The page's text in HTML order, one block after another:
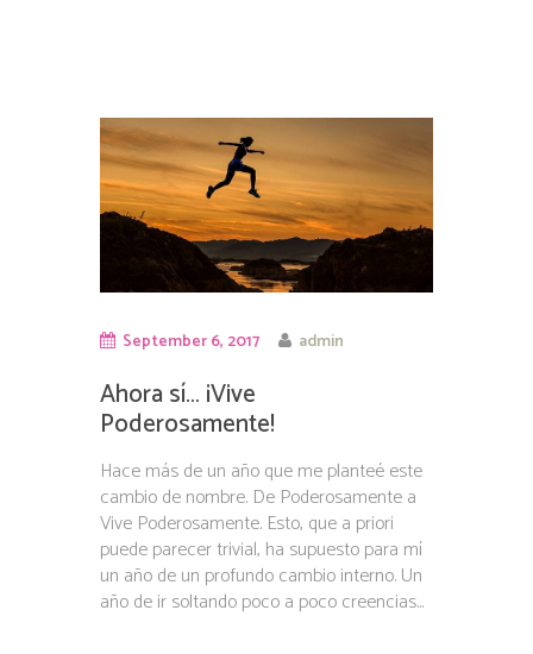
September 6, 2017 admin
Ahora sí… ¡Vive
Poderosamente!
Hace más de un año que me planteé este
cambio de nombre. De Poderosamente a
Vive Poderosamente. Esto, que a priori
puede parecer trivial, ha supuesto para mí
un año de un profundo cambio interno. Un
año de ir soltando poco a poco creencias...